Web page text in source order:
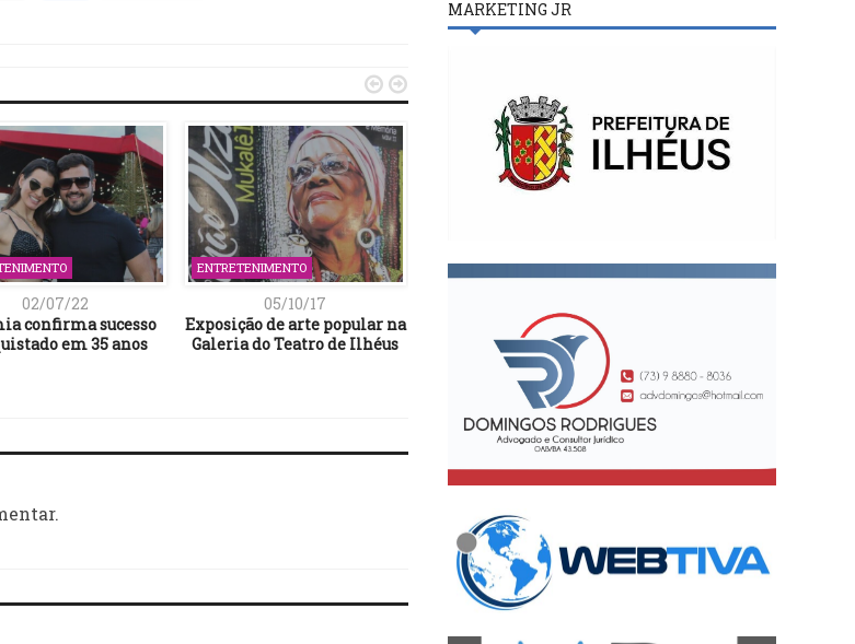
02/07/22
confirma sucesso
em 35 anos
ENTRETENIMENTO
05/10/17
Exposição de arte popular na
Galeria do Teatro de Ilhéus
ENTRETENIMENTO
Banda Os Travessos abre
neste sábado o carnaval 2019
de Itacaré
ENTRETENIMENTO
 
MARKETING JR